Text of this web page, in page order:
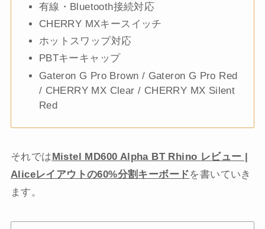
有線・Bluetooth接続対応
CHERRY MXキースイッチ
ホットスワップ対応
PBTキーキャップ
Gateron G Pro Brown / Gateron G Pro Red
/ CHERRY MX Clear / CHERRY MX Silent
Red
それではMistel MD600 Alpha BT Rhino レビュー |
Aliceレイアウトの60%分割キーボードを書いていき
ます。